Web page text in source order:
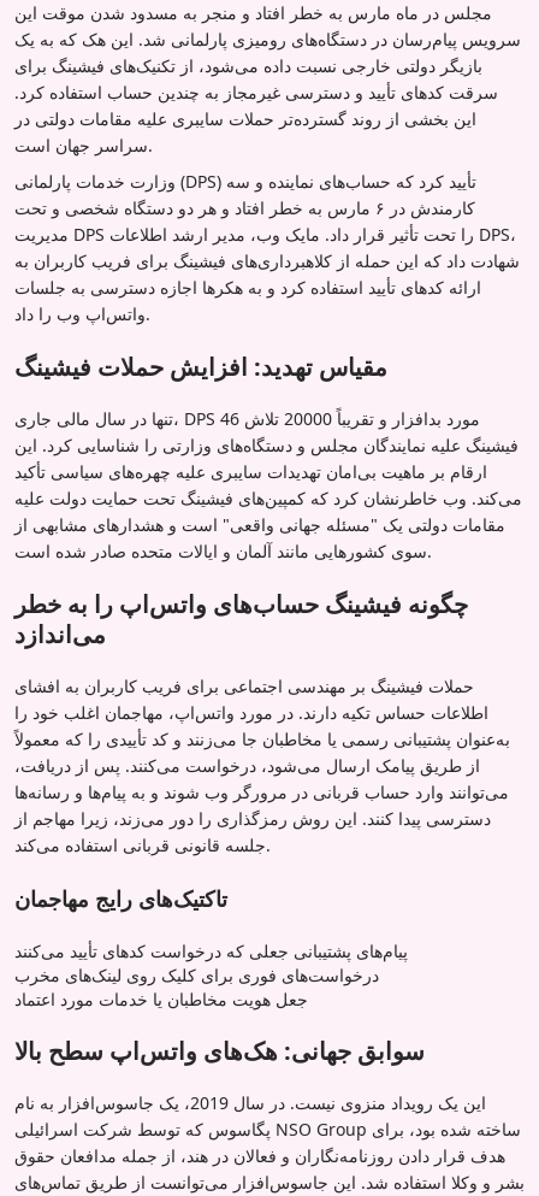
مجلس در ماه مارس به خطر افتاد و منجر به مسدود شدن موقت این
سرویس پیام‌رسان در دستگاه‌های رومیزی پارلمانی شد. این هک که به یک
بازیگر دولتی خارجی نسبت داده می‌شود، از تکنیک‌های فیشینگ برای
سرقت کدهای تأیید و دسترسی غیرمجاز به چندین حساب استفاده کرد.
این بخشی از روند گسترده‌تر حملات سایبری علیه مقامات دولتی در
سراسر جهان است.
وزارت خدمات پارلمانی (DPS) تأیید کرد که حساب‌های نماینده و سه
کارمندش در ۶ مارس به خطر افتاد و هر دو دستگاه شخصی و تحت
مدیریت DPS را تحت تأثیر قرار داد. مایک وب، مدیر ارشد اطلاعات DPS،
شهادت داد که این حمله از کلاهبرداری‌های فیشینگ برای فریب کاربران به
ارائه کدهای تأیید استفاده کرد و به هکرها اجازه دسترسی به جلسات
واتس‌اپ وب را داد.
مقیاس تهدید: افزایش حملات فیشینگ
تنها در سال مالی جاری، DPS 46 مورد بدافزار و تقریباً 20000 تلاش
فیشینگ علیه نمایندگان مجلس و دستگاه‌های وزارتی را شناسایی کرد. این
ارقام بر ماهیت بی‌امان تهدیدات سایبری علیه چهره‌های سیاسی تأکید
می‌کند. وب خاطرنشان کرد که کمپین‌های فیشینگ تحت حمایت دولت علیه
مقامات دولتی یک "مسئله جهانی واقعی" است و هشدارهای مشابهی از
سوی کشورهایی مانند آلمان و ایالات متحده صادر شده است.
چگونه فیشینگ حساب‌های واتس‌اپ را به خطر
می‌اندازد
حملات فیشینگ بر مهندسی اجتماعی برای فریب کاربران به افشای
اطلاعات حساس تکیه دارند. در مورد واتس‌اپ، مهاجمان اغلب خود را
به‌عنوان پشتیبانی رسمی یا مخاطبان جا می‌زنند و کد تأییدی را که معمولاً
از طریق پیامک ارسال می‌شود، درخواست می‌کنند. پس از دریافت،
می‌توانند وارد حساب قربانی در مرورگر وب شوند و به پیام‌ها و رسانه‌ها
دسترسی پیدا کنند. این روش رمزگذاری را دور می‌زند، زیرا مهاجم از
جلسه قانونی قربانی استفاده می‌کند.
تاکتیک‌های رایج مهاجمان
پیام‌های پشتیبانی جعلی که درخواست کدهای تأیید می‌کنند
درخواست‌های فوری برای کلیک روی لینک‌های مخرب
جعل هویت مخاطبان یا خدمات مورد اعتماد
سوابق جهانی: هک‌های واتس‌اپ سطح بالا
این یک رویداد منزوی نیست. در سال 2019، یک جاسوس‌افزار به نام
پگاسوس که توسط شرکت اسرائیلی NSO Group ساخته شده بود، برای
هدف قرار دادن روزنامه‌نگاران و فعالان در هند، از جمله مدافعان حقوق
بشر و وکلا استفاده شد. این جاسوس‌افزار می‌توانست از طریق تماس‌های